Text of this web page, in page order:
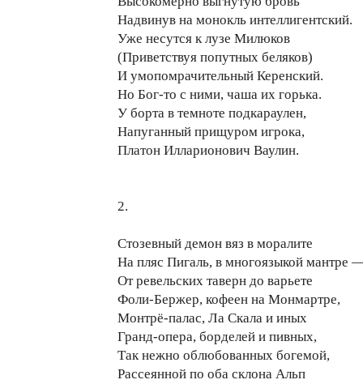
Надвинув на монокль интеллигентский.
Уже несутся к лузе Милюков
(Приветствуя попутных беляков)
И умопомрачительный Керенский.
Но Бог-то с ними, чаша их горька.
У борта в темноте подкараулен,
Напуганный прищуром игрока,
Платон Илларионович Ваулин.
2.
Стозевный демон вяз в моралите
На пляс Пигаль, в многоязыкой мантре
От ревельских таверн до варьете
Фоли-Бержер, кофеен на Монмартре,
Монтрё-палас, Ла Скала и иных
Гранд-опера, борделей и пивных,
Так нежно облюбованных богемой,
Рассеянной по оба склона Альп